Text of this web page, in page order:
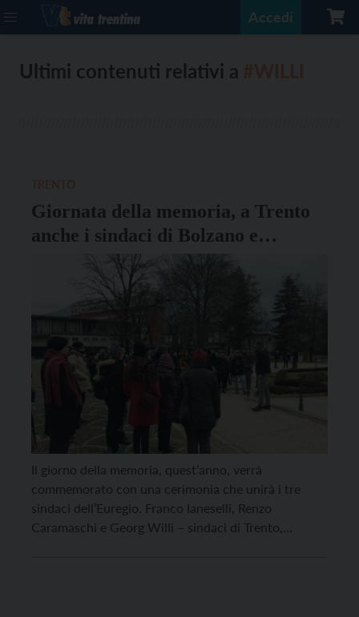
Accedi
Ultimi contenuti relativi a
Giornata della memoria, a Trento
anche i sindaci di Bolzano e
Innsbruck
Il giorno della memoria, quest’anno, verrà
commemorato con una cerimonia che unirà i tre
sindaci dell’Euregio. Franco Ianeselli, Renzo
Caramaschi e Georg Willi – sindaci di Trento,